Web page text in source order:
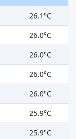
26.1°C
26.0°C
26.0°C
26.0°C
26.0°C
25.9°C
25.9°C